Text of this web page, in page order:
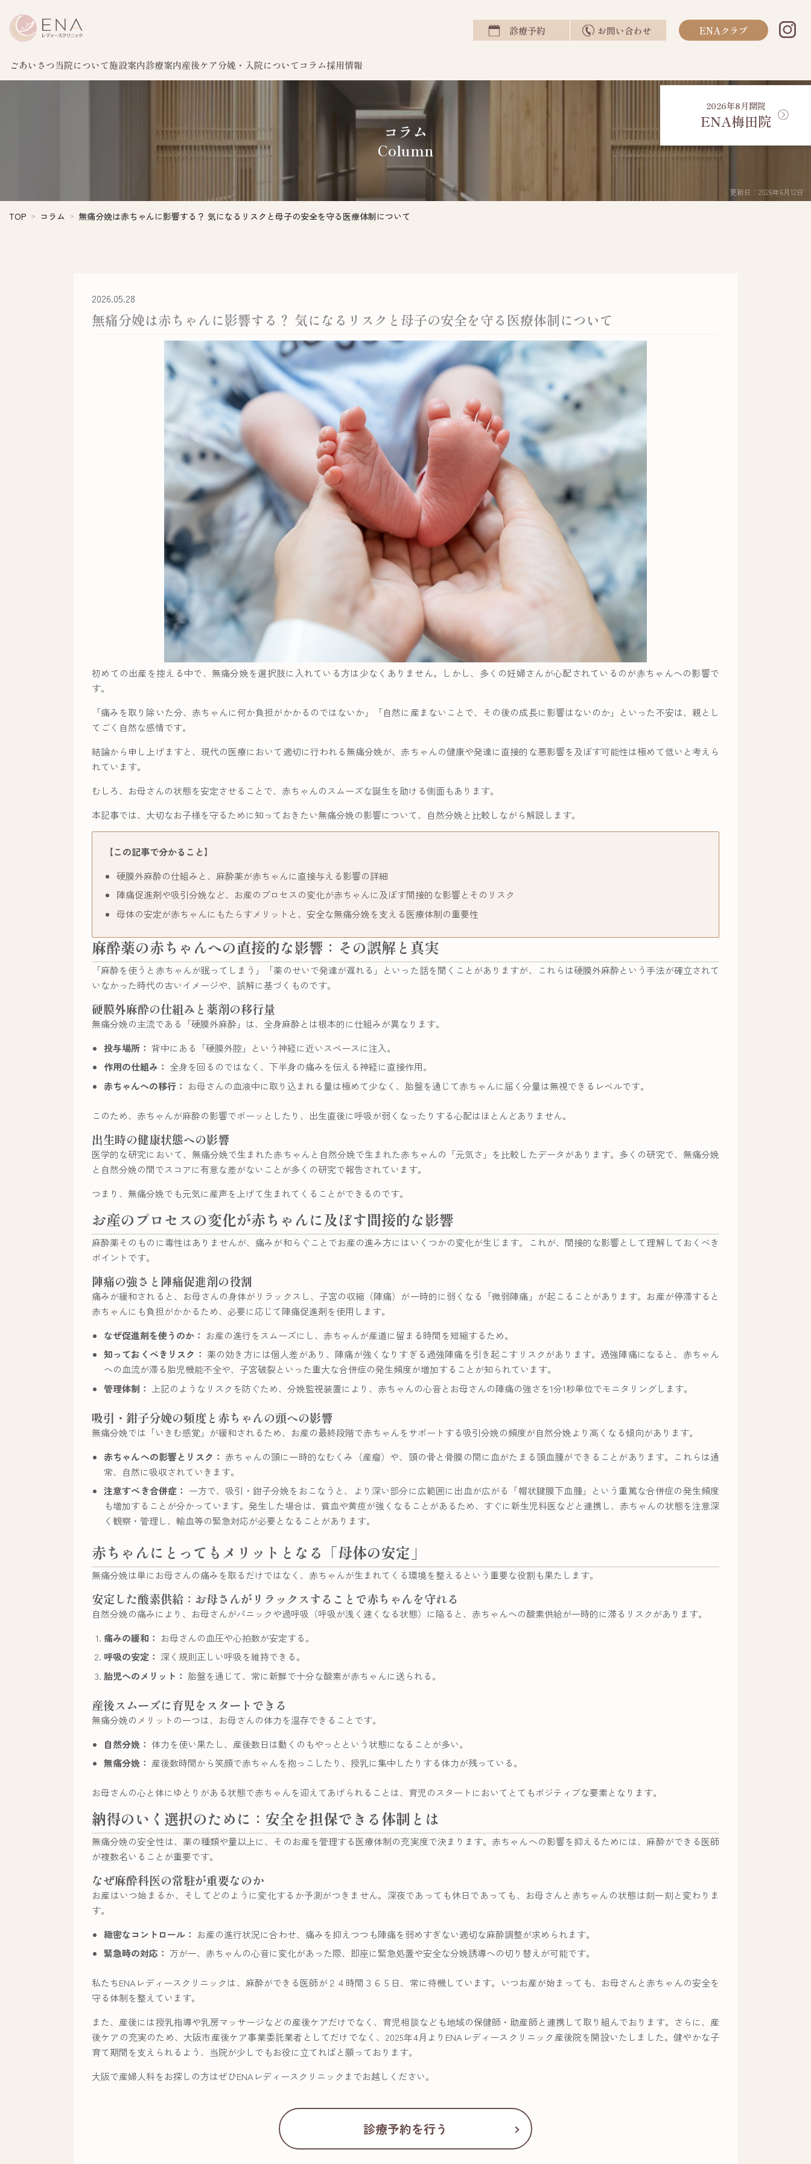
ごあいさつ当院について施設案内診療案内産後ケア分娩・入院についてコラム採用情報
診療予約 お問い合わせ ENAクラブ
2026年8月開院
ENA梅田院
更新日：2026年6月12日
TOP コラム 無痛分娩は赤ちゃんに影響する？ 気になるリスクと母子の安全を守る医療体制について
コラム
Column
2026.05.28
無痛分娩は赤ちゃんに影響する？ 気になるリスクと母子の安全を守る医療体制について
初めての出産を控える中で、無痛分娩を選択肢に入れている方は少なくありません。しかし、多くの妊婦さんが心配されているのが赤ちゃんへの影響で
す。
「痛みを取り除いた分、赤ちゃんに何か負担がかかるのではないか」「自然に産まないことで、その後の成長に影響はないのか」といった不安は、親とし
てごく自然な感情です。
結論から申し上げますと、現代の医療において適切に行われる無痛分娩が、赤ちゃんの健康や発達に直接的な悪影響を及ぼす可能性は極めて低いと考えら
れています。
むしろ、お母さんの状態を安定させることで、赤ちゃんのスムーズな誕生を助ける側面もあります。
本記事では、大切なお子様を守るために知っておきたい無痛分娩の影響について、自然分娩と比較しながら解説します。
【この記事で分かること】
硬膜外麻酔の仕組みと、麻酔薬が赤ちゃんに直接与える影響の詳細
陣痛促進剤や吸引分娩など、お産のプロセスの変化が赤ちゃんに及ぼす間接的な影響とそのリスク
母体の安定が赤ちゃんにもたらすメリットと、安全な無痛分娩を支える医療体制の重要性
麻酔薬の赤ちゃんへの直接的な影響：その誤解と真実
「麻酔を使うと赤ちゃんが眠ってしまう」「薬のせいで発達が遅れる」といった話を聞くことがありますが、これらは硬膜外麻酔という手法が確立されて
いなかった時代の古いイメージや、誤解に基づくものです。
硬膜外麻酔の仕組みと薬剤の移行量
無痛分娩の主流である「硬膜外麻酔」は、全身麻酔とは根本的に仕組みが異なります。
投与場所： 背中にある「硬膜外腔」という神経に近いスペースに注入。
作用の仕組み： 全身を回るのではなく、下半身の痛みを伝える神経に直接作用。
赤ちゃんへの移行： お母さんの血液中に取り込まれる量は極めて少なく、胎盤を通じて赤ちゃんに届く分量は無視できるレベルです。
このため、赤ちゃんが麻酔の影響でボーッとしたり、出生直後に呼吸が弱くなったりする心配はほとんどありません。
出生時の健康状態への影響
医学的な研究において、無痛分娩で生まれた赤ちゃんと自然分娩で生まれた赤ちゃんの「元気さ」を比較したデータがあります。多くの研究で、無痛分娩
と自然分娩の間でスコアに有意な差がないことが多くの研究で報告されています。
つまり、無痛分娩でも元気に産声を上げて生まれてくることができるのです。
お産のプロセスの変化が赤ちゃんに及ぼす間接的な影響
麻酔薬そのものに毒性はありませんが、痛みが和らぐことでお産の進み方にはいくつかの変化が生じます。これが、間接的な影響として理解しておくべき
ポイントです。
陣痛の強さと陣痛促進剤の役割
痛みが緩和されると、お母さんの身体がリラックスし、子宮の収縮（陣痛）が一時的に弱くなる「微弱陣痛」が起こることがあります。お産が停滞すると
赤ちゃんにも負担がかかるため、必要に応じて陣痛促進剤を使用します。
なぜ促進剤を使うのか： お産の進行をスムーズにし、赤ちゃんが産道に留まる時間を短縮するため。
知っておくべきリスク： 薬の効き方には個人差があり、陣痛が強くなりすぎる過強陣痛を引き起こすリスクがあります。過強陣痛になると、赤ちゃん
への血流が滞る胎児機能不全や、子宮破裂といった重大な合併症の発生頻度が増加することが知られています。
管理体制：
上記のようなリスクを防ぐため、分娩監視装置により、赤ちゃんの心音とお母さんの陣痛の強さを1分1秒単位でモニタリングします。
吸引・鉗子分娩の頻度と赤ちゃんの頭への影響
無痛分娩では「いきむ感覚」が緩和されるため、お産の最終段階で赤ちゃんをサポートする吸引分娩の頻度が自然分娩より高くなる傾向があります。
赤ちゃんへの影響とリスク： 赤ちゃんの頭に一時的なむくみ（産瘤）や、頭の骨と骨膜の間に血がたまる頭血腫ができることがあります。これらは通
常、自然に吸収されていきます。
注意すべき合併症： 一方で、吸引・鉗子分娩をおこなうと、より深い部分に広範囲に出血が広がる「帽状腱膜下血腫」という重篤な合併症の発生頻度
も増加することが分かっています。発生した場合は、貧血や黄疸が強くなることがあるため、すぐに新生児科医などと連携し、赤ちゃんの状態を注意深
く観察・管理し、輸血等の緊急対応が必要となることがあります。
赤ちゃんにとってもメリットとなる「母体の安定」
無痛分娩は単にお母さんの痛みを取るだけではなく、赤ちゃんが生まれてくる環境を整えるという重要な役割も果たします。
安定した酸素供給：お母さんがリラックスすることで赤ちゃんを守れる
自然分娩の痛みにより、お母さんがパニックや過呼吸（呼吸が浅く速くなる状態）に陥ると、赤ちゃんへの酸素供給が一時的に滞るリスクがあります。
痛みの緩和： お母さんの血圧や心拍数が安定する。
呼吸の安定： 深く規則正しい呼吸を維持できる。
胎児へのメリット： 胎盤を通じて、常に新鮮で十分な酸素が赤ちゃんに送られる。
産後スムーズに育児をスタートできる
無痛分娩のメリットの一つは、お母さんの体力を温存できることです。
自然分娩： 体力を使い果たし、産後数日は動くのもやっとという状態になることが多い。
無痛分娩： 産後数時間から笑顔で赤ちゃんを抱っこしたり、授乳に集中したりする体力が残っている。
お母さんの心と体にゆとりがある状態で赤ちゃんを迎えてあげられることは、育児のスタートにおいてとてもポジティブな要素となります。
納得のいく選択のために：安全を担保できる体制とは
無痛分娩の安全性は、薬の種類や量以上に、そのお産を管理する医療体制の充実度で決まります。赤ちゃんへの影響を抑えるためには、麻酔ができる医師
が複数名いることが重要です。
なぜ麻酔科医の常駐が重要なのか
お産はいつ始まるか、そしてどのように変化するか予測がつきません。深夜であっても休日であっても、お母さんと赤ちゃんの状態は刻一刻と変わりま
す。
緻密なコントロール： お産の進行状況に合わせ、痛みを抑えつつも陣痛を弱めすぎない適切な麻酔調整が求められます。
緊急時の対応： 万が一、赤ちゃんの心音に変化があった際、即座に緊急処置や安全な分娩誘導への切り替えが可能です。
私たちENAレディースクリニックは、麻酔ができる医師が２４時間３６５日、常に待機しています。いつお産が始まっても、お母さんと赤ちゃんの安全を
守る体制を整えています。
また、産後には授乳指導や乳房マッサージなどの産後ケアだけでなく、育児相談なども地域の保健師・助産師と連携して取り組んでおります。さらに、産
後ケアの充実のため、大阪市産後ケア事業委託業者としてだけでなく、2025年4月よりENAレディースクリニック産後院を開設いたしました。健やかな子
育て期間を支えられるよう、当院が少しでもお役に立てればと願っております。
大阪で産婦人科をお探しの方はぜひENAレディースクリニックまでお越しください。
診療予約を行う